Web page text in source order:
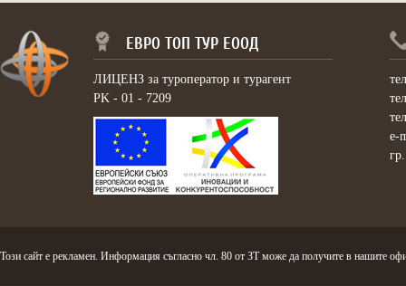
ЕВРО ТОП ТУР ЕООД
ЛИЦЕНЗ за туроператор и турагент
PK - 01 - 7209
e-
Този сайт е рекламен. Информация съгласно чл. 80 от ЗТ може да получите в нашите